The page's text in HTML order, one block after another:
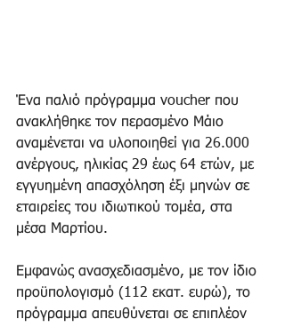
Ένα παλιό πρόγραμμα voucher που
ανακλήθηκε τον περασμένο Μάιο
αναμένεται να υλοποιηθεί για 26.000
ανέργους, ηλικίας 29 έως 64 ετών, με
εγγυημένη απασχόληση έξι μηνών σε
εταιρείες του ιδιωτικού τομέα, στα
μέσα Μαρτίου.
Εμφανώς ανασχεδιασμένο, με τον ίδιο
προϋπολογισμό (112 εκατ. ευρώ), το
πρόγραμμα απευθύνεται σε επιπλέον